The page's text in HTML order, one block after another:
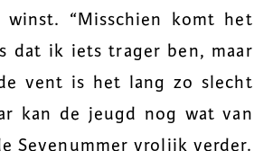
winst. “Misschien komt het
dat ik iets trager ben, maar
vent is het lang zo slecht
kan de jeugd nog wat van
Sevenummer vrolijk verder.